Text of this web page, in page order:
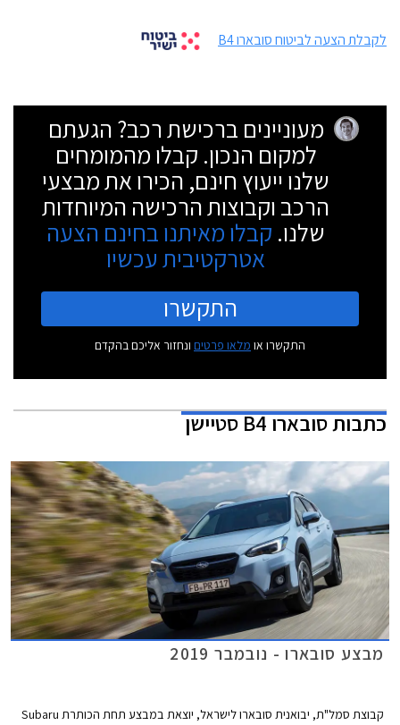
לקבלת הצעה לביטוח סובארו B4
מעוניינים ברכישת רכב? הגעתם
למקום הנכון. קבלו מהמומחים
שלנו ייעוץ חינם, הכירו את מבצעי
הרכב וקבוצות הרכישה המיוחדות
שלנו. קבלו מאיתנו בחינם הצעה
אטרקטיבית עכשיו
התקשרו
התקשרו או מלאו פרטים ונחזור אליכם בהקדם
כתבותסובארו B4 סטיישן
מבצע סובארו - נובמבר 2019
קבוצת סמל"ת, יבואנית סובארו לישראל, יוצאת במבצע תחת הכותרת Subaru